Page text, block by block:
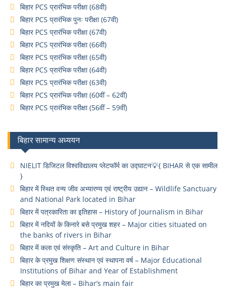
बिहार PCS प्रारंभिक परीक्षा (68वी)
बिहार PCS प्रारंभिक पुनः परीक्षा (67वी)
बिहार PCS प्रारंभिक परीक्षा (67वी)
बिहार PCS प्रारंभिक परीक्षा (66वी)
बिहार PCS प्रारंभिक परीक्षा (65वी)
बिहार PCS प्रारंभिक परीक्षा (64वी)
बिहार PCS प्रारंभिक परीक्षा (63वी)
बिहार PCS प्रारंभिक परीक्षा (60वीं – 62वीं)
बिहार PCS प्रारंभिक परीक्षा (56वीं – 59वीं)
बिहार सामान्य अध्ययन
NIELIT डिजिटल विश्वविद्यालय प्लेटफॉर्म का उद्घाटन💡{ BIHAR से एक सामील
}
बिहार में स्थित वन्य जीव अभ्यारण्य एवं राष्ट्रीय उद्यान – Wildlife Sanctuary
and National Park located in Bihar
बिहार में पत्रकारिता का इतिहास – History of Journalism in Bihar
बिहार में नदियों के किनारे बसे प्रमुख शहर – Major cities situated on
the banks of rivers in Bihar
बिहार में कला एवं संस्कृति – Art and Culture in Bihar
बिहार के प्रमुख शिक्षण संस्थान एवं स्थापना वर्ष – Major Educational
Institutions of Bihar and Year of Establishment
बिहार का प्रमुख मेला – Bihar’s main fair